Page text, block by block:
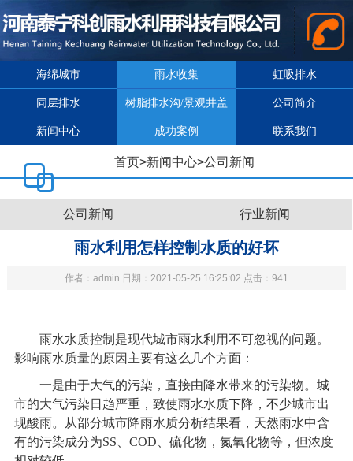
海绵城市 雨水收集 虹吸排水
同层排水 树脂排水沟/景观井盖 公司简介
新闻中心 成功案例 联系我们
首页>新闻中心>公司新闻
公司新闻 行业新闻
雨水利用怎样控制水质的好坏
作者：admin 日期：2021-05-25 16:25:02 点击：941
雨水水质控制是现代城市雨水利用不可忽视的问题。
影响雨水质量的原因主要有这么几个方面：
一是由于大气的污染，直接由降水带来的污染物。城
市的大气污染日趋严重，致使雨水水质下降，不少城市出
现酸雨。从部分城市降雨水质分析结果看，天然雨水中含
有的污染成分为SS、COD、硫化物，氮氧化物等，但浓度